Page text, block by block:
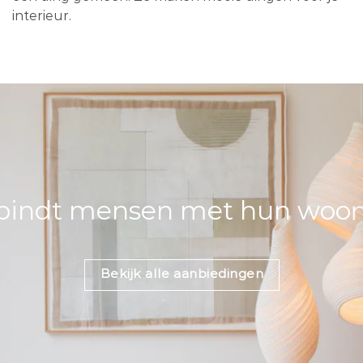
interieur.
mensen met hun
Bekijk alle aanbiedingen